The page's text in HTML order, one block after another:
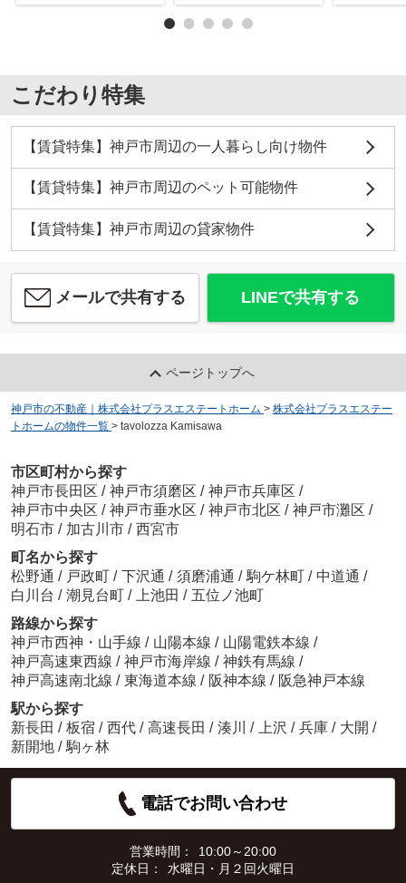
こだわり特集
【賃貸特集】神戸市周辺の一人暮らし向け物件
【賃貸特集】神戸市周辺のペット可能物件
【賃貸特集】神戸市周辺の貸家物件
メールで共有する LINEで共有する
ページトップへ
神戸市の不動産｜株式会社プラスエステートホーム > 株式会社プラスエステー
トホームの物件一覧 > tavolozza Kamisawa
市区町村から探す
神戸市長田区 / 神戸市須磨区 / 神戸市兵庫区 /
神戸市中央区 / 神戸市垂水区 / 神戸市北区 / 神戸市灘区 /
明石市 / 加古川市 / 西宮市
町名から探す
松野通 / 戸政町 / 下沢通 / 須磨浦通 / 駒ケ林町 / 中道通 /
白川台 / 潮見台町 / 上池田 / 五位ノ池町
路線から探す
神戸市西神・山手線 / 山陽本線 / 山陽電鉄本線 /
神戸高速東西線 / 神戸市海岸線 / 神鉄有馬線 /
神戸高速南北線 / 東海道本線 / 阪神本線 / 阪急神戸本線
駅から探す
新長田 / 板宿 / 西代 / 高速長田 / 湊川 / 上沢 / 兵庫 / 大開 /
新開地 / 駒ヶ林
電話でお問い合わせ
営業時間：
10:00～20:00
定休日：
水曜日・月２回火曜日